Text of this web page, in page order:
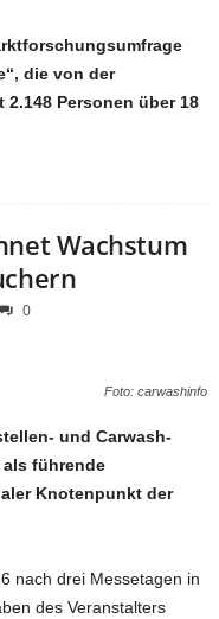
die von der
2.148 Personen über 18
Wachstum
0
Foto: carwashinfo
und Carwash-
als führende
Knotenpunkt der
nach drei Messetagen in
des Veranstalters